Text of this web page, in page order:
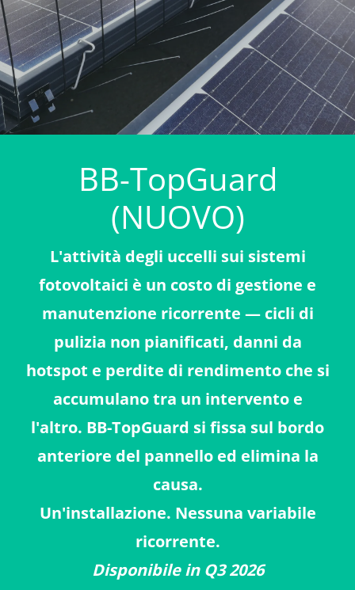
BB-TopGuard
(NUOVO)
L'attività degli uccelli sui sistemi
fotovoltaici è un costo di gestione e
manutenzione ricorrente — cicli di
pulizia non pianificati, danni da
hotspot e perdite di rendimento che si
accumulano tra un intervento e
l'altro. BB-TopGuard si fissa sul bordo
anteriore del pannello ed elimina la
causa.
Un'installazione. Nessuna variabile
ricorrente.
Disponibile in Q3 2026